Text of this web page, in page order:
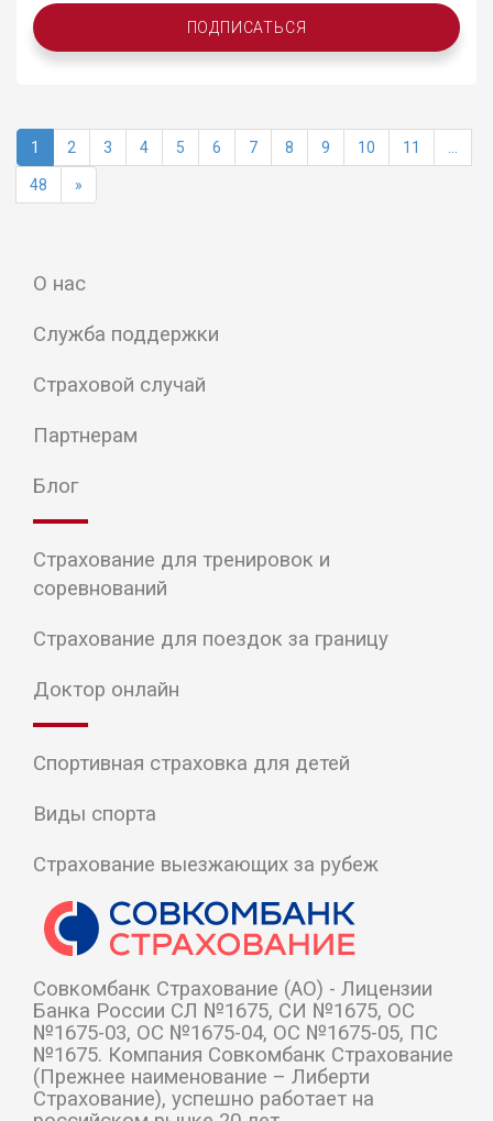
ПОДПИСАТЬСЯ
1 2 3 4 5 6 7 8 9 10 11
48 »
О нас
Служба поддержки
Страховой случай
Партнерам
Блог
Страхование для тренировок и
соревнований
Страхование для поездок за границу
Доктор онлайн
Спортивная страховка для детей
Виды спорта
Страхование выезжающих за рубеж
Cовкомбанк Страхование (АО) - Лицензии
Банка России СЛ №1675, СИ №1675, ОС
№1675-03, ОС №1675-04, ОС №1675-05, ПС
№1675. Компания Совкомбанк Страхование
(Прежнее наименование – Либерти
Страхование), успешно работает на